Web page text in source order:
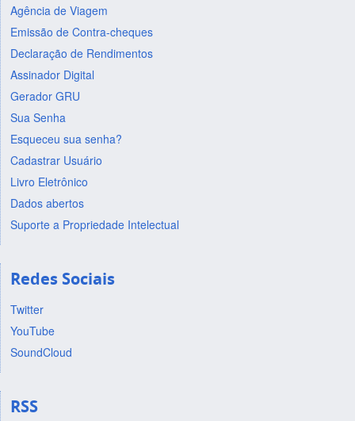
Agência de Viagem
Emissão de Contra-cheques
Declaração de Rendimentos
Assinador Digital
Gerador GRU
Sua Senha
Esqueceu sua senha?
Cadastrar Usuário
Livro Eletrônico
Dados abertos
Suporte a Propriedade Intelectual
Redes Sociais
Twitter
YouTube
SoundCloud
RSS